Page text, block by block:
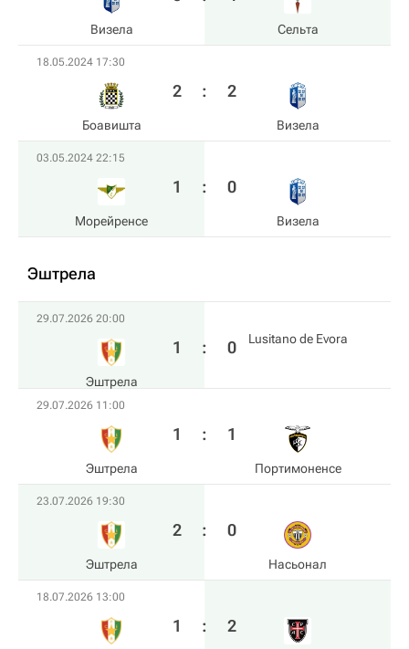
Визела Сельта
18.05.2024 17:30
Боавишта
2 : 2
Визела
03.05.2024 22:15
Морейренсе
1 : 0
Визела
Эштрела
29.07.2026 20:00
Эштрела
1 : 0 Lusitano de Evora
29.07.2026 11:00
Эштрела
1 : 1
Портимоненсе
23.07.2026 19:30
Эштрела
2 : 0
Насьонал
18.07.2026 13:00
1 : 2